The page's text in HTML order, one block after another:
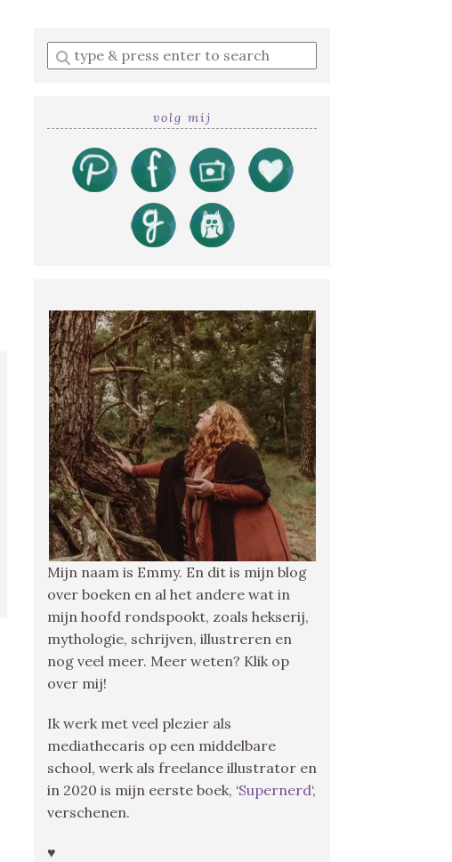
Enter
a
volg mij
Mijn naam is Emmy. En dit is mijn blog
over boeken en al het andere wat in
mijn hoofd rondspookt, zoals hekserij,
mythologie, schrijven, illustreren en
nog veel meer. Meer weten? Klik op
over mij!
Ik werk met veel plezier als
mediathecaris op een middelbare
school, werk als freelance illustrator en
in 2020 is mijn eerste boek, ‘Supernerd‘,
verschenen.
♥